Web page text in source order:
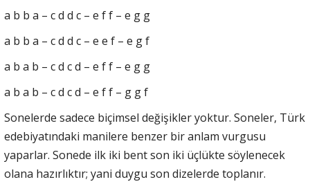
a b b a – c d d c – e f f – e g g
a b b a – c d d c – e e f – e g f
a b a b – c d c d – e f f – e g g
a b a b – c d c d – e f f – g g f
Sonelerde sadece biçimsel değişikler yoktur. Soneler, Türk
edebiyatındaki manilere benzer bir anlam vurgusu
yaparlar. Sonede ilk iki bent son iki üçlükte söylenecek
olana hazırlıktır; yani duygu son dizelerde toplanır.